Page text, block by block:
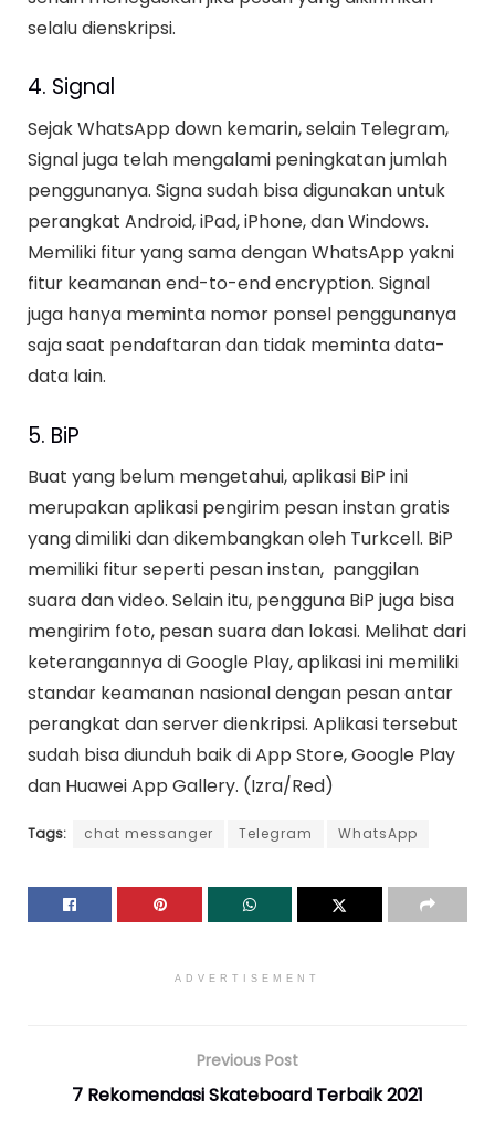
selalu dienskripsi.
4. Signal
Sejak WhatsApp down kemarin, selain Telegram,
Signal juga telah mengalami peningkatan jumlah
penggunanya. Signa sudah bisa digunakan untuk
perangkat Android, iPad, iPhone, dan Windows.
Memiliki fitur yang sama dengan WhatsApp yakni
fitur keamanan end-to-end encryption. Signal
juga hanya meminta nomor ponsel penggunanya
saja saat pendaftaran dan tidak meminta data-
data lain.
5. BiP
Buat yang belum mengetahui, aplikasi BiP ini
merupakan aplikasi pengirim pesan instan gratis
yang dimiliki dan dikembangkan oleh Turkcell. BiP
memiliki fitur seperti pesan instan, panggilan
suara dan video. Selain itu, pengguna BiP juga bisa
mengirim foto, pesan suara dan lokasi. Melihat dari
keterangannya di Google Play, aplikasi ini memiliki
standar keamanan nasional dengan pesan antar
perangkat dan server dienkripsi. Aplikasi tersebut
sudah bisa diunduh baik di App Store, Google Play
dan Huawei App Gallery. (Izra/Red)
Tags: chat messanger Telegram WhatsApp
ADVERTISEMENT
Previous Post
7 Rekomendasi Skateboard Terbaik 2021